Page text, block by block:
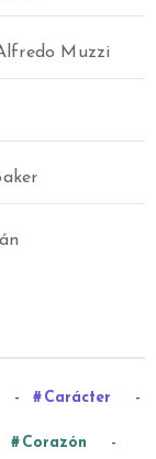
Muzzi
- Carácter -
Corazón -